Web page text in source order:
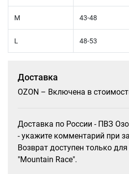
M 43-48
L 48-53
Доставка
OZON – Включена в
Доставка по России - ПВЗ
- укажите комментарий при
Возврат доступен только
"Mountain Race".